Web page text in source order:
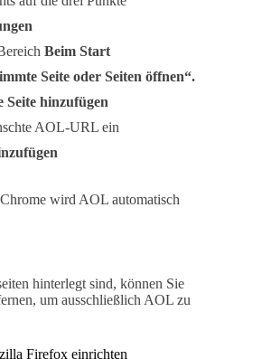
Beim Start
Seite oder Seiten öffnen“.
Seite hinzufügen
AOL-URL ein
wird AOL automatisch
hinterlegt sind, können Sie
um ausschließlich AOL zu
Firefox einrichten